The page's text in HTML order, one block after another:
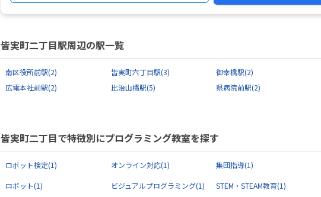
皆実町二丁目駅周辺の駅一覧
南区役所前駅(2) 皆実町六丁目駅(3) 御幸橋駅(2)
広電本社前駅(2) 比治山橋駅(5) 県病院前駅(2)
皆実町二丁目で特徴別にプログラミング教室を探す
ロボット検定(1) オンライン対応(1) 集団指導(1)
ロボット(1) ビジュアルプログラミング(1) STEM・STEAM教育(1)